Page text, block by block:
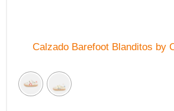
Calzado Barefoot Blanditos by